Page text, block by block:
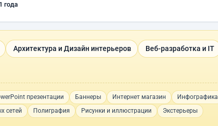
года
Архитектура и Дизайн интерьеров Веб-разработка и IT
презентации Баннеры Интернет магазин Инфографика
сетей Полиграфия Рисунки и иллюстрации Экстерьеры